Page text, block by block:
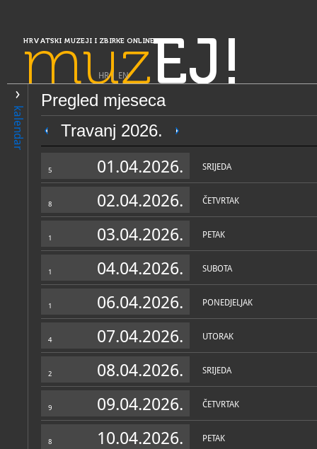
HRVATSKI MUZEJI I ZBIRKE ONLINE
muzEJ!
HR| EN
kalendar
Pregled mjeseca
Travanj 2026.
5 01.04.2026. SRIJEDA
8 02.04.2026. ČETVRTAK
1 03.04.2026. PETAK
1 04.04.2026. SUBOTA
1 06.04.2026. PONEDJELJAK
4 07.04.2026. UTORAK
2 08.04.2026. SRIJEDA
9 09.04.2026. ČETVRTAK
8 10.04.2026. PETAK
PRETRAŽIVANJE
Slavonija, Baranja i Srijem
Spomen galerija Ivana
OPĆI PODACI
Zbirke